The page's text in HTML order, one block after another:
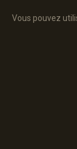
Vous pouvez